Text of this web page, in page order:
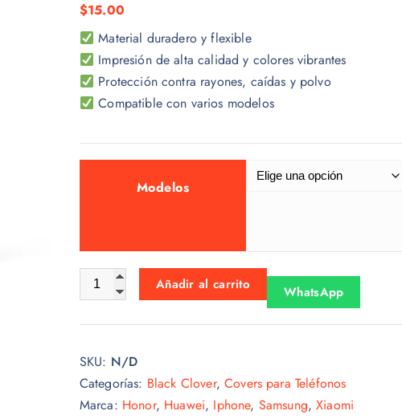
$15.00
Material duradero y flexible
Impresión de alta calidad y colores vibrantes
Protección contra rayones, caídas y polvo
Compatible con varios modelos
Modelos
Black Clover 009 cantidad
Añadir al carrito WhatsApp
SKU: N/D
Categorías: Black Clover,Covers para Teléfonos
Marca: Honor, Huawei, Iphone, Samsung,Xiaomi